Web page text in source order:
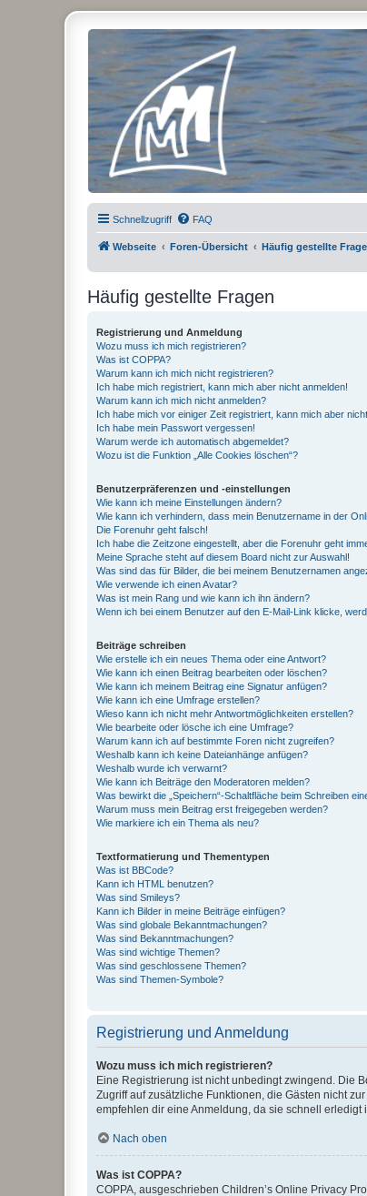
Micro Magic Forum
Schnellzugriff FAQ
Webseite Foren-Übersicht Häufig gestellte
Häufig gestellte Fragen
Registrierung und Anmeldung
Wozu muss ich mich registrieren?
Was ist COPPA?
Warum kann ich mich nicht registrieren?
Ich habe mich registriert, kann mich aber nicht anmelden!
Warum kann ich mich nicht anmelden?
Ich habe mich vor einiger Zeit registriert, kann mich aber
Ich habe mein Passwort vergessen!
Warum werde ich automatisch abgemeldet?
Wozu ist die Funktion „Alle Cookies löschen“?
Benutzerpräferenzen und -einstellungen
Wie kann ich meine Einstellungen ändern?
Wie kann ich verhindern, dass mein Benutzername in der
Die Forenuhr geht falsch!
Ich habe die Zeitzone eingestellt, aber die Forenuhr geht
Meine Sprache steht auf diesem Board nicht zur Auswahl!
Was sind das für Bilder, die bei meinem Benutzernamen
Wie verwende ich einen Avatar?
Was ist mein Rang und wie kann ich ihn ändern?
Wenn ich bei einem Benutzer auf den E-Mail-Link klicke,
Beiträge schreiben
Wie erstelle ich ein neues Thema oder eine Antwort?
Wie kann ich einen Beitrag bearbeiten oder löschen?
Wie kann ich meinem Beitrag eine Signatur anfügen?
Wie kann ich eine Umfrage erstellen?
Wieso kann ich nicht mehr Antwortmöglichkeiten erstellen?
Wie bearbeite oder lösche ich eine Umfrage?
Warum kann ich auf bestimmte Foren nicht zugreifen?
Weshalb kann ich keine Dateianhänge anfügen?
Weshalb wurde ich verwarnt?
Wie kann ich Beiträge den Moderatoren melden?
Was bewirkt die „Speichern“-Schaltfläche beim Schreiben
Warum muss mein Beitrag erst freigegeben werden?
Wie markiere ich ein Thema als neu?
Textformatierung und Thementypen
Was ist BBCode?
Kann ich HTML benutzen?
Was sind Smileys?
Kann ich Bilder in meine Beiträge einfügen?
Was sind globale Bekanntmachungen?
Was sind Bekanntmachungen?
Was sind wichtige Themen?
Was sind geschlossene Themen?
Was sind Themen-Symbole?
Registrierung und Anmeldung
Wozu muss ich mich registrieren?
Eine Registrierung ist nicht unbedingt zwingend. Die
Zugriff auf zusätzliche Funktionen, die Gästen nicht
empfehlen dir eine Anmeldung, da sie schnell erledigt
Nach oben
Was ist COPPA?
COPPA, ausgeschrieben Children’s Online Privacy